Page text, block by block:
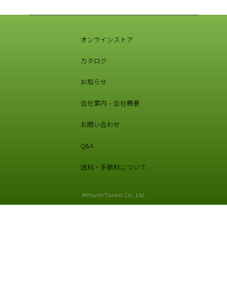
オンラインストア
カタログ
お知らせ
会社案内 – 会社概要
お問い合わせ
Q&A
送料・手数料について
Mitsumi Tsusho Co., Ltd.